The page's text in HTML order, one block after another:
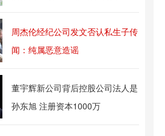
周杰伦经纪公司发文否认私生子传
闻：纯属恶意造谣
董宇辉新公司背后控股公司法人是
孙东旭 注册资本1000万